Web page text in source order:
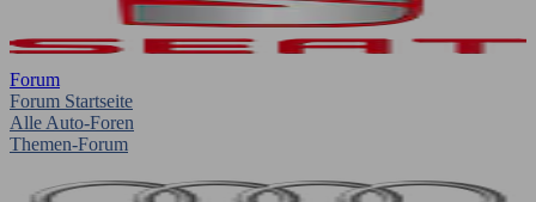
Forum
Forum Startseite
Alle Auto-Foren
Themen-Forum